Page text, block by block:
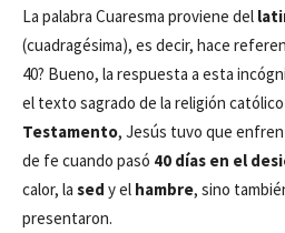
La palabra Cuaresma proviene del
(cuadragésima), es decir, hace
40? Bueno, la respuesta a esta
el texto sagrado de la religión
Testamento, Jesús tuvo que
de fe cuando pasó 40 días en el
calor, la sed y el hambre, sino
presentaron.